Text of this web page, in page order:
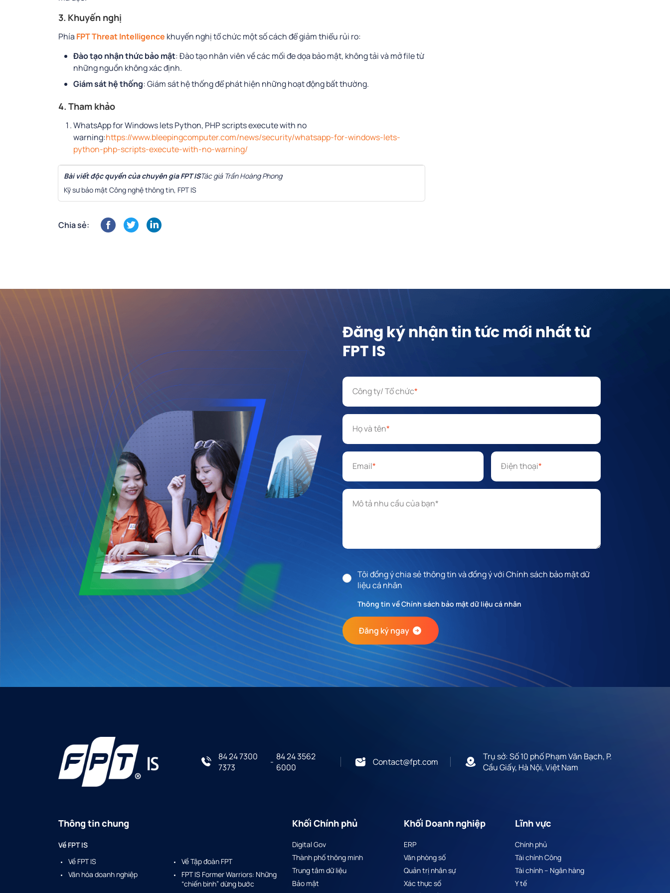
3. Khuyến nghị
Phía FPT Threat Intelligence khuyến nghị tổ chức một số cách để giảm thiểu rủi ro:
Đào tạo nhận thức bảo mật: Đào tạo nhân viên về các mối đe dọa bảo mật, không tải và mở file từ
những nguồn không xác định.
Giám sát hệ thống: Giám sát hệ thống để phát hiện những hoạt động bất thường.
4. Tham khảo
WhatsApp for Windows lets Python, PHP scripts execute with no
warning:https://www.bleepingcomputer.com/news/security/whatsapp-for-windows-lets-
python-php-scripts-execute-with-no-warning/
Bài viết độc quyền của chuyên gia FPT ISTác giả Trần Hoàng Phong
Kỹ sư bảo mật Công nghệ thông tin, FPT IS
Chia sẻ:
Đăng ký nhận tin tức mới nhất từ
FPT IS
Công ty/ Tổ chức*
Họ và tên*
Email* Điện thoại*
Mô tả nhu cầu*
Tôi đồng ý chia sẻ thông tin và đồng ý với Chính sách bảo mật dữ
liệu cá nhân
Thông tin về Chính sách bảo mật dữ liệu cá nhân
Đăng ký ngay
84 24 7300
7373
- 84 24 3562
6000
Contact@fpt.com
Trụ sở: Số 10 phố Phạm Văn Bạch, P.
Cầu Giấy, Hà Nội, Việt Nam
Thông tin chung
Về FPT IS
Về FPT IS
Về Tập đoàn FPT
Văn hóa doanh nghiệp
FPT IS Former Warriors: Những
“chiến binh” dừng bước
Khối Chính phủ
Digital Gov
Thành phố thông minh
Trung tâm dữ liệu
Bảo mật
Khối Doanh nghiệp
ERP
Văn phòng số
Quản trị nhân sự
Xác thực số
Lĩnh vực
Chính phủ
Tài chính Công
Tài chính – Ngân hàng
Y tế